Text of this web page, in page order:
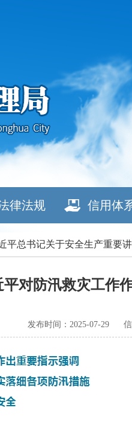
律法规 信用体
平总书记关于安全生产重要
平对防汛救灾工作
发布时间：2025-07-29